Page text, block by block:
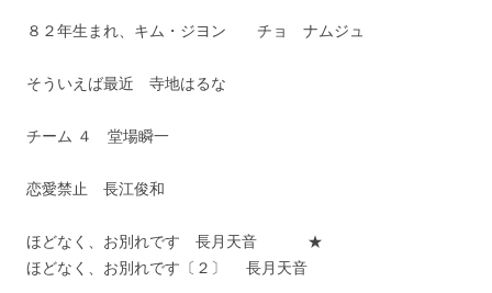
８２年生まれ、キム・ジヨン チョ ナムジュ
そういえば最近 寺地はるな
チーム ４ 堂場瞬一
恋愛禁止 長江俊和
ほどなく、お別れです 長月天音 ★
ほどなく、お別れです〔２〕 長月天音